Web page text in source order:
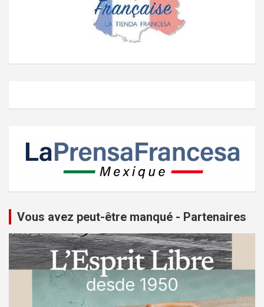
Vous avez peut-être manqué - Partenaires